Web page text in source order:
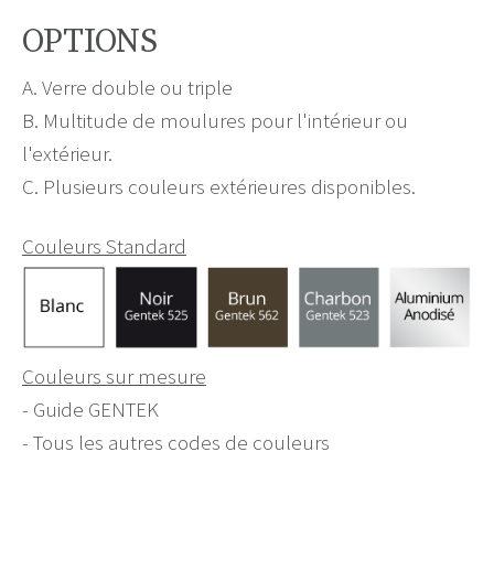
OPTIONS
A. Verre double ou triple
B. Multitude de moulures pour l'intérieur ou
l'extérieur.
C. Plusieurs couleurs extérieures disponibles.
Couleurs Standard
Couleurs sur mesure
- Guide GENTEK
- Tous les autres codes de couleurs